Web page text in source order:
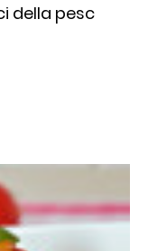
della pesc